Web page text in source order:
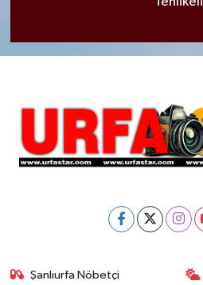
Şanlıurfa Nöbetçi